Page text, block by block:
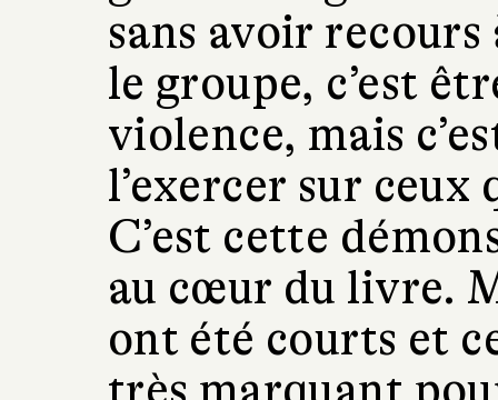
sans avoir
le groupe, c’est
violence, mais
l’exercer sur ceux
C’est cette
au cœur du livre.
ont été courts et